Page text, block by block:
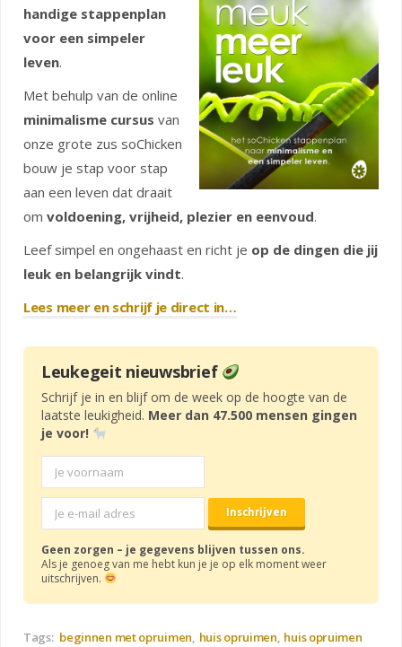
handige stappenplan
voor een simpeler
leven.
Met behulp van de online
minimalisme cursus van
onze grote zus soChicken
bouw je stap voor stap
aan een leven dat draait
om voldoening, vrijheid, plezier en eenvoud.
Leef simpel en ongehaast en richt je op de dingen die jij
leuk en belangrijk vindt.
Lees meer en schrijf je direct in…
Leukegeit nieuwsbrief
Schrijf je in en blijf om de week op de hoogte van de
laatste leukigheid. Meer dan 47.500 mensen gingen
je voor!
Geen zorgen – je gegevens blijven tussen ons.
Als je genoeg van me hebt kun je je op elk moment weer
uitschrijven.
Tags: beginnen met opruimen huis opruimen huis opruimen